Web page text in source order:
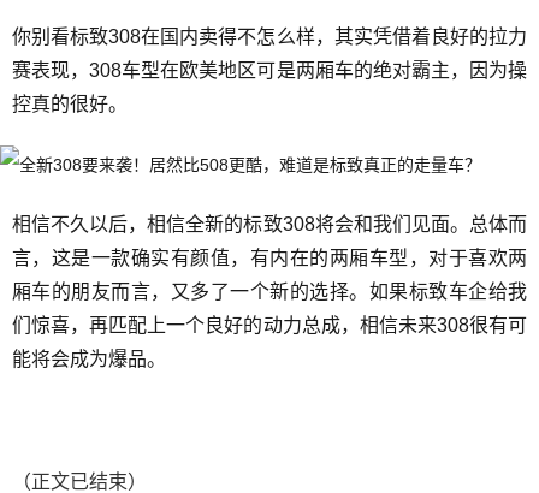
你别看标致308在国内卖得不怎么样，其实凭借着良好的拉力
赛表现，308车型在欧美地区可是两厢车的绝对霸主，因为操
控真的很好。
相信不久以后，相信全新的标致308将会和我们见面。总体而
言，这是一款确实有颜值，有内在的两厢车型，对于喜欢两
厢车的朋友而言，又多了一个新的选择。如果标致车企给我
们惊喜，再匹配上一个良好的动力总成，相信未来308很有可
能将会成为爆品。
（正文已结束）